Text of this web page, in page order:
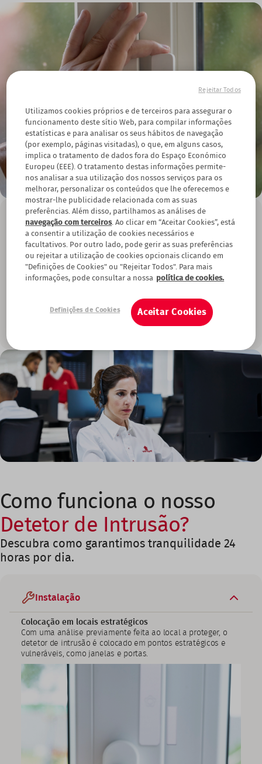
Benefícios do nosso Detetor de Intrusão
O principal benefício do nosso detetor é ser capaz de se antecipar
a uma possível intrusão em sua casa. Deteta qualquer tentativa de
entrada, graças à tecnologia Shock Sensor, sensível a vibrações,
choques, manipulação ou arrombamento.
Com este dispositivo poderá proteger as janelas, portas, portões
especialistas fazem um estudo de segurança completo do local,
identificando os pontos mais vulneráveis para criar um escudo de
proteção completo, adaptado às necessidades da sua casa ou
Como funciona o nosso
Detetor de Intrusão?
Descubra como garantimos tranquilidade 24
horas por dia.
Instalação
Colocação em locais estratégicos
Com uma análise previamente feita ao local a proteger, o
detetor de intrusão é colocado em pontos estratégicos e
vulneráveis, como janelas e portas.
Utilizamos cookies próprios e de terceiros para assegurar o
funcionamento deste sítio Web, para compilar informações
estatísticas e para analisar os seus hábitos de navegação
(por exemplo, páginas visitadas), o que, em alguns casos,
implica o tratamento de dados fora do Espaço Económico
Europeu (EEE). O tratamento destas informações permite-
nos analisar a sua utilização dos nossos serviços para os
melhorar, personalizar os conteúdos que lhe oferecemos e
mostrar-lhe publicidade relacionada com as suas
preferências. Além disso, partilhamos as análises de
navegação com terceiros. Ao clicar em “Aceitar Cookies”, está
a consentir a utilização de cookies necessários e
facultativos. Por outro lado, pode gerir as suas preferências
ou rejeitar a utilização de cookies opcionais clicando em
"Definições de Cookies" ou "Rejeitar Todos". Para mais
informações, pode consultar a nossa política de cookies.
Definições de Cookies Aceitar Cookies
Rejeitar Todos